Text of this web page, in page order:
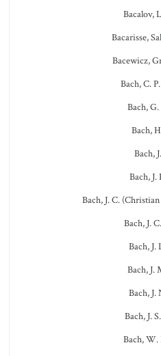
Bacalov,
Bacarisse,
Bacewicz,
Bach, C.
Bach, G.
Bach,
Bach, J.
Bach, J.
Bach, J. C.
Bach, J.
Bach, J.
Bach, J.
Bach, J.
Bach, J. S.
Bach, W.